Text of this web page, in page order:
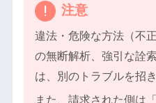
注意
違法・危険な方法（不
の無断解析、強引な詮
は、別のトラブルを招
また、請求された側は